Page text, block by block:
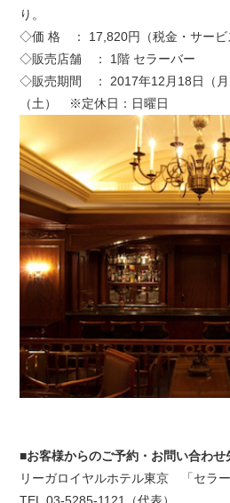
り。
◇価 格 ： 17,820円（税金・サービ
◇販売店舗 ： 1階 セラーバー
◇販売期間 ： 2017年12月18日（月
（土） ※定休日：日曜日
■お客様からのご予約・お問い合わせ
リーガロイヤルホテル東京 「セラー